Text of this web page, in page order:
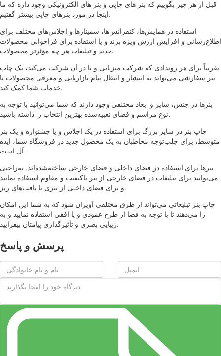
قبل از هر چیر بگوییم که بنر های چاپی و بنر های الکترونیکی وجود داره که ما
اینجا در مورد بنرهای چاپی بیشتر گفتیم.
استفاده در همایش‌ها، کنفرانس‌ها، سمینارها و اجلاس‌های مختلف برای
اطلاع‌رسانی و افزایش ارزش ویژه برند و یا استفاده برای فراخوانی محصولات
جدید و تبلیغات هر چه مؤثرتر محصولات.
تقریباً برای هر رویدادی که شرکت میزبانی و یا در آن شرکت می‌کند، یک چاپ
بنر سفارشی می‌تواند به انتشار و انتقال پیام بازاریابی و معرفی محصولات یا
خدمات شما کمک کند.
بنرها در جنس، سایز و ابعاد مختلفی وجود دارند که شما می‌توانید با توجه به
نوع مراسم و فضای تعبیه‌شده بهترین انتخاب را داشته باشید.
چاپ بنر در سایز بزرگ برای استفاده در یک اجلاس و یا جشنواره و یک بنر
متوسط، برای جلب‌توجه مخاطبان به یک محصول جدید در فروشگاه شما، ایده
آل است.
بنرها برای استفاده در فضای داخلی و فضای خارجی ساخته‌شده‌اند. به‌راحتی
می‌توانید برای تبلیغات در فضای خارجی از بنر باکیفیت و مقاوم استفاده نمایید
و برای فضای داخلی از بنری با بافت‌های ریز.
چاپ بنر تبلیغاتی می‌تواند از طرق مختلفی آویزان شود که به شما این امکان
را می‌دهند تا با توجه به فضا از طرح عمودی و یا افقی استفاده نمایید و به
زیبایی بصری و تأثیرگذاری پیامتان بیفزایید.
پرسش و پاسخ